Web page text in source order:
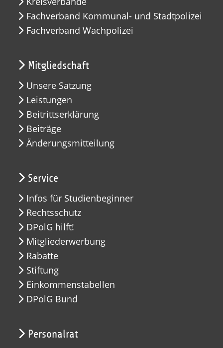
Fachverband Kommunal- und Stadtpolizei
Fachverband Wachpolizei
Mitgliedschaft
Unsere Satzung
Leistungen
Beitrittserklärung
Beiträge
Änderungsmitteilung
Service
Infos für Studienbeginner
Rechtsschutz
DPolG hilft!
Mitgliederwerbung
Rabatte
Stiftung
Einkommenstabellen
DPolG Bund
Personalrat